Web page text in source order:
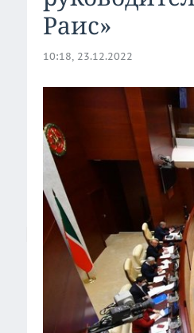
Раис»
10:18, 23.12.2022